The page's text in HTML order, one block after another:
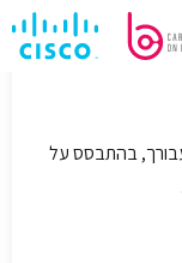
עבורך, בהתבסס על